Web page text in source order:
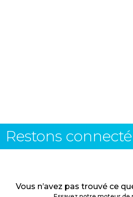
Restons
Vous n’avez pas trouvé ce